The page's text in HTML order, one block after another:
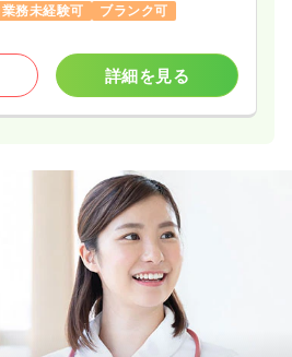
務未経験可
ブランク可
詳細を見る